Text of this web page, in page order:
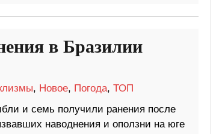
в Бразилии
, Новое, Погода, ТОП
и семь получили ранения после
наводнения и оползни на юге